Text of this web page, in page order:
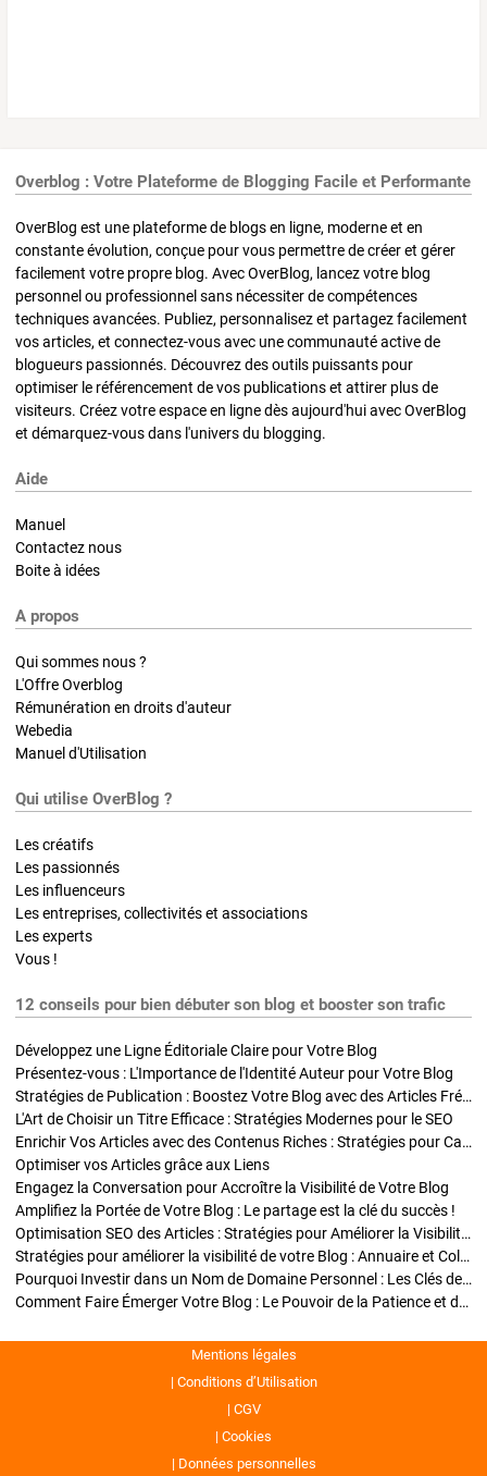
Overblog : Votre Plateforme de Blogging Facile et Performante
OverBlog est une plateforme de blogs en ligne, moderne et en
constante évolution, conçue pour vous permettre de créer et gérer
facilement votre propre blog. Avec OverBlog, lancez votre blog
personnel ou professionnel sans nécessiter de compétences
techniques avancées. Publiez, personnalisez et partagez facilement
vos articles, et connectez-vous avec une communauté active de
blogueurs passionnés. Découvrez des outils puissants pour
optimiser le référencement de vos publications et attirer plus de
visiteurs. Créez votre espace en ligne dès aujourd'hui avec OverBlog
et démarquez-vous dans l'univers du blogging.
Aide
Manuel
Contactez nous
Boite à idées
A propos
Qui sommes nous ?
L'Offre Overblog
Rémunération en droits d'auteur
Webedia
Manuel d'Utilisation
Qui utilise OverBlog ?
Les créatifs
Les passionnés
Les influenceurs
Les entreprises, collectivités et associations
Les experts
Vous !
12 conseils pour bien débuter son blog et booster son trafic
Développez une Ligne Éditoriale Claire pour Votre Blog
Présentez-vous : L'Importance de l'Identité Auteur pour Votre Blog
Stratégies de Publication : Boostez Votre Blog avec des Articles Fréquents et Exclusifs
L'Art de Choisir un Titre Efficace : Stratégies Modernes pour le SEO
Enrichir Vos Articles avec des Contenus Riches : Stratégies pour Captiver et Optimiser
Optimiser vos Articles grâce aux Liens
Engagez la Conversation pour Accroître la Visibilité de Votre Blog
Amplifiez la Portée de Votre Blog : Le partage est la clé du succès !
Optimisation SEO des Articles : Stratégies pour Améliorer la Visibilité de Votre Blog
Stratégies pour améliorer la visibilité de votre Blog : Annuaire et Collaborations
Pourquoi Investir dans un Nom de Domaine Personnel : Les Clés de la Réussite de Votre Blog
Comment Faire Émerger Votre Blog : Le Pouvoir de la Patience et de la Persévérance
Mentions légales
Conditions d’Utilisation
CGV
Cookies
Données personnelles